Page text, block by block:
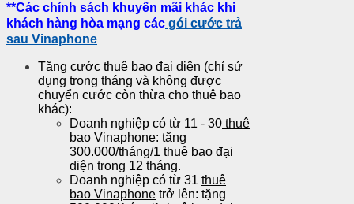
**Các chính sách khuyến mãi khác khi
khách hàng hòa mạng các gói cước trả
sau Vinaphone
Tặng cước thuê bao đại diện (chỉ sử
dụng trong tháng và không được
chuyển cước còn thừa cho thuê bao
khác):
Doanh nghiệp có từ 11 - 30 thuê
bao Vinaphone: tặng
300.000/tháng/1 thuê bao đại
diện trong 12 tháng.
Doanh nghiệp có từ 31 thuê
bao Vinaphone trở lên: tặng